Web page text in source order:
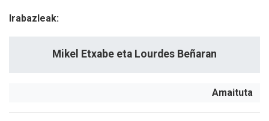
Irabazleak:
Mikel Etxabe eta Lourdes Beñaran
Amaituta